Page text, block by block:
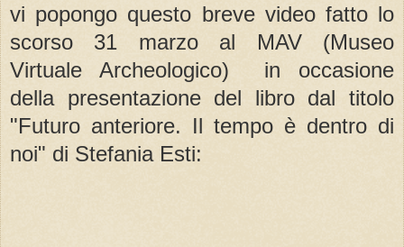
vi popongo questo breve video fatto lo
scorso 31 marzo al MAV (Museo
Virtuale Archeologico) in occasione
della presentazione del libro dal titolo
"Futuro anteriore. Il tempo è dentro di
noi" di Stefania Esti: